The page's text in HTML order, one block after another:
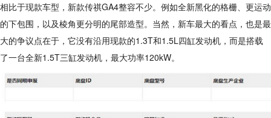
相比于现款车型，新款传祺GA4整容不少。例如全新黑化的格栅、更运动
的下包围，以及棱角更分明的尾部造型。当然，新车最大的看点，也是最
大的争议点在于，它没有沿用现款的1.3T和1.5L四缸发动机，而是搭载
了一台全新1.5T三缸发动机，最大功率120kW。